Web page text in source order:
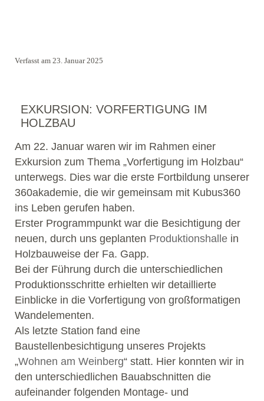
Verfasst am 23. Januar 2025
EXKURSION: VORFERTIGUNG IM
HOLZBAU
Am 22. Januar waren wir im Rahmen einer
Exkursion zum Thema „Vorfertigung im Holzbau“
unterwegs. Dies war die erste Fortbildung unserer
360akademie, die wir gemeinsam mit Kubus360
ins Leben gerufen haben.
Erster Programmpunkt war die Besichtigung der
neuen, durch uns geplanten Produktionshalle in
Holzbauweise der Fa. Gapp.
Bei der Führung durch die unterschiedlichen
Produktionsschritte erhielten wir detaillierte
Einblicke in die Vorfertigung von großformatigen
Wandelementen.
Als letzte Station fand eine
Baustellenbesichtigung unseres Projekts
„Wohnen am Weinberg“ statt. Hier konnten wir in
den unterschiedlichen Bauabschnitten die
aufeinander folgenden Montage- und